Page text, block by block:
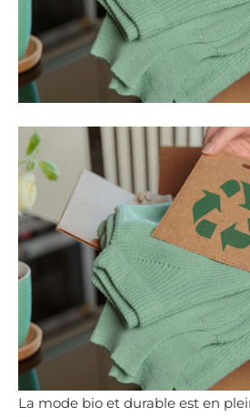
La mode bio et durable est en